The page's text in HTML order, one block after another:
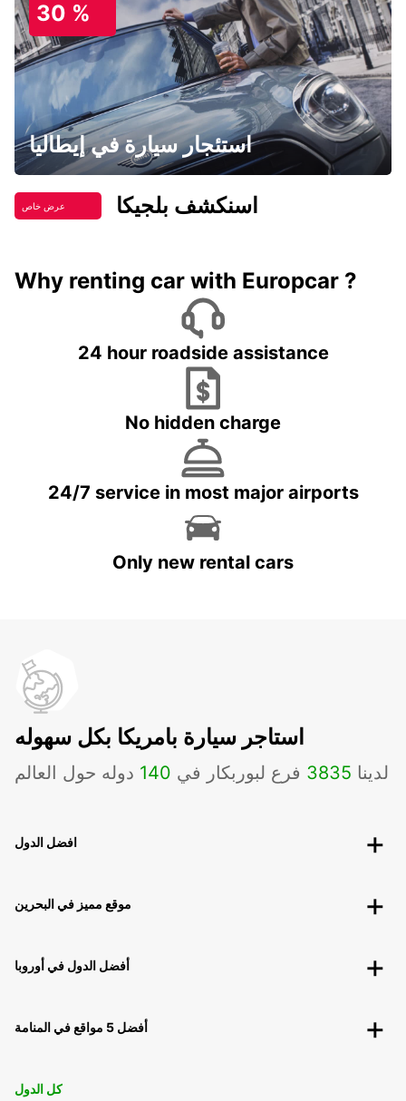
30 %
استئجار سيارة في إيطاليا
عرض خاص اسنكشف بلجيكا
Why renting car with Europcar ?
24 hour roadside assistance
No hidden charge
24/7 service in most major airports
Only new rental cars
استاجر سيارة بامريكا بكل سهوله
لدينا 3835 فرع لبوربكار في 140 دوله حول العالم
افضل الدول
موقع مميز في البحرين
أفضل الدول في أوروبا
أفضل 5 مواقع في المنامة
كل الدول